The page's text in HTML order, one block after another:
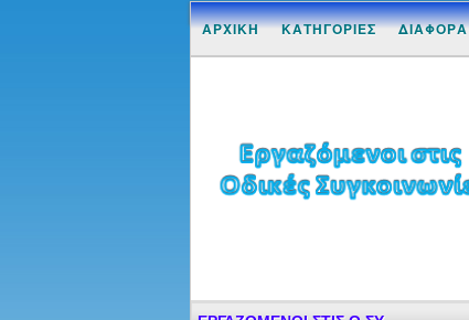
ΑΡΧΙΚΗ ΚΑΤΗΓΟΡΙΕΣ ΔΙΑΦΟΡΑ